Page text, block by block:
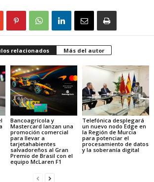
relacionados Más del autor
Bancoagrícola y
Mastercard lanzan una
promoción comercial
para llevar a
tarjetahabientes
salvadoreños al Gran
Premio de Brasil con el
equipo McLaren F1
Telefónica desplegará
un nuevo nodo Edge en
la Región de Murcia
para potenciar el
procesamiento de datos
y la soberanía digital